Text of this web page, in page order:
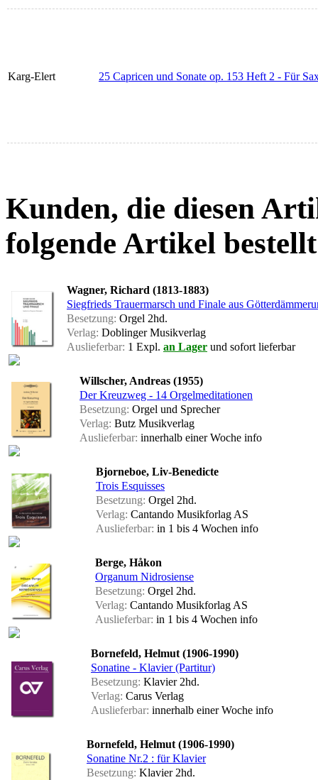
Karg-Elert 25 Capricen und Sonate op. 153 Heft 2 - Für
Kunden, die diesen
folgende Artikel
Wagner, Richard (1813-1883)
Siegfrieds Trauermarsch und Finale aus
Besetzung: Orgel 2hd.
Verlag: Doblinger Musikverlag
Auslieferbar: 1 Expl. an Lager und sofort lieferbar
Willscher, Andreas (1955)
Der Kreuzweg - 14 Orgelmeditationen
Besetzung: Orgel und Sprecher
Verlag: Butz Musikverlag
Auslieferbar: innerhalb einer Woche info
Bjorneboe, Liv-Benedicte
Trois Esquisses
Besetzung: Orgel 2hd.
Verlag: Cantando Musikforlag AS
Auslieferbar: in 1 bis 4 Wochen info
Berge, Håkon
Organum Nidrosiense
Besetzung: Orgel 2hd.
Verlag: Cantando Musikforlag AS
Auslieferbar: in 1 bis 4 Wochen info
Bornefeld, Helmut (1906-1990)
Sonatine - Klavier (Partitur)
Besetzung: Klavier 2hd.
Verlag: Carus Verlag
Auslieferbar: innerhalb einer Woche info
Bornefeld, Helmut (1906-1990)
Sonatine Nr.2 : für Klavier
Besetzung: Klavier 2hd.